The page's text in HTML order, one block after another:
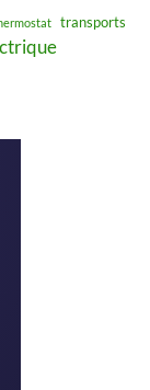
transports